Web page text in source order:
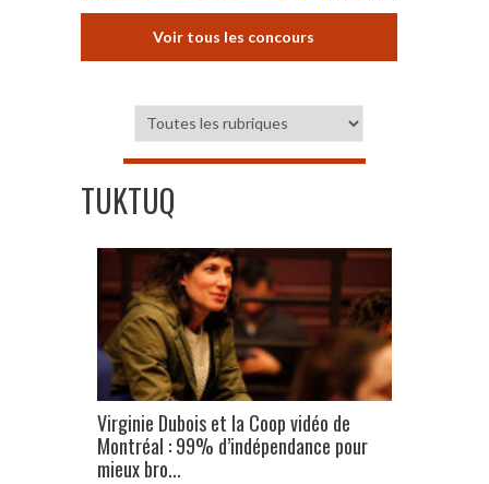
Voir tous les concours
TUKTUQ
Virginie Dubois et la Coop vidéo de
Montréal : 99% d’indépendance pour
mieux bro...